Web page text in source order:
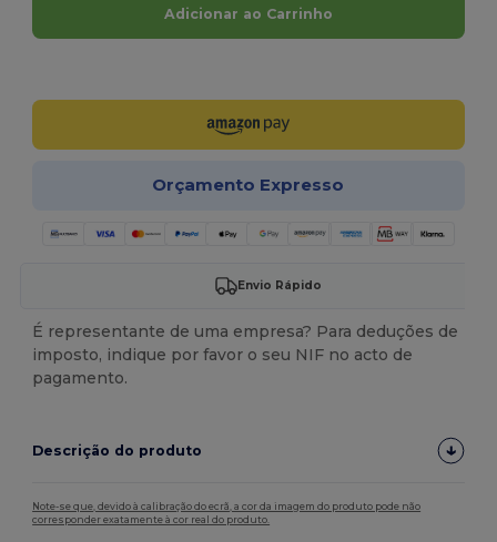
Adicionar ao Carrinho
Orçamento Expresso
Envio Rápido
É representante de uma empresa? Para deduções de
imposto, indique por favor o seu NIF no acto de
pagamento.
Descrição do produto
Note-se que, devido à calibração do ecrã, a cor da imagem do produto pode não
corresponder exatamente à cor real do produto.